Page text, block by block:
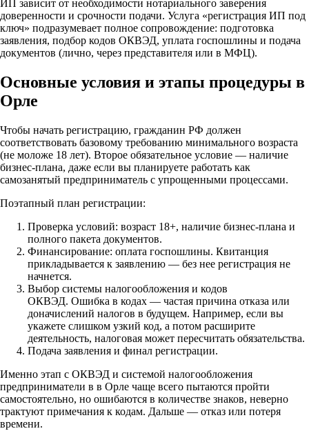
ИП зависит от необходимости нотариального заверения
доверенности и срочности подачи. Услуга «регистрация ИП под
ключ» подразумевает полное сопровождение: подготовка
заявления, подбор кодов ОКВЭД, уплата госпошлины и подача
документов (лично, через представителя или в МФЦ).
Основные условия и этапы процедуры в
Орле
Чтобы начать регистрацию, гражданин РФ должен
соответствовать базовому требованию минимального возраста
(не моложе 18 лет). Второе обязательное условие — наличие
бизнес-плана, даже если вы планируете работать как
самозанятый предприниматель с упрощенными процессами.
Поэтапный план регистрации:
Проверка условий: возраст 18+, наличие бизнес-плана и
полного пакета документов.
Финансирование: оплата госпошлины. Квитанция
прикладывается к заявлению — без нее регистрация не
начнется.
Выбор системы налогообложения и кодов
ОКВЭД. Ошибка в кодах — частая причина отказа или
доначислений налогов в будущем. Например, если вы
укажете слишком узкий код, а потом расширите
деятельность, налоговая может пересчитать обязательства.
Подача заявления и финал регистрации.
Именно этап с ОКВЭД и системой налогообложения
предприниматели в в Орле чаще всего пытаются пройти
самостоятельно, но ошибаются в количестве знаков, неверно
трактуют примечания к кодам. Дальше — отказ или потеря
времени.